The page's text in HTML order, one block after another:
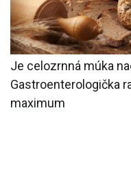
Je celozrnná múka
Gastroenterologička
maximum